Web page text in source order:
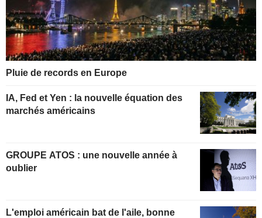
Pluie de records en Europe
IA, Fed et Yen : la nouvelle équation des
marchés américains
GROUPE ATOS : une nouvelle année à
oublier
L'emploi américain bat de l'aile, bonne